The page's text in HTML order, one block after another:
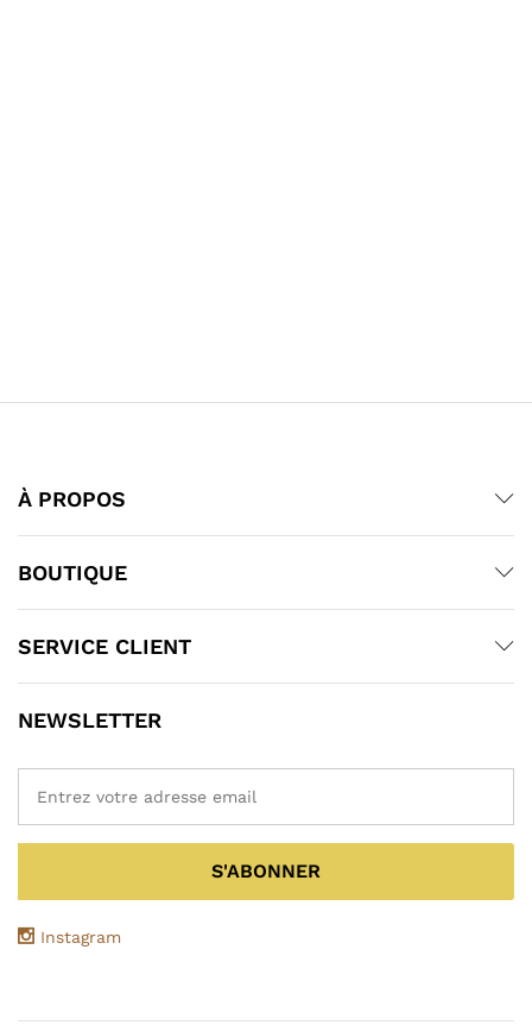
À PROPOS
BOUTIQUE
SERVICE CLIENT
NEWSLETTER
Instagram